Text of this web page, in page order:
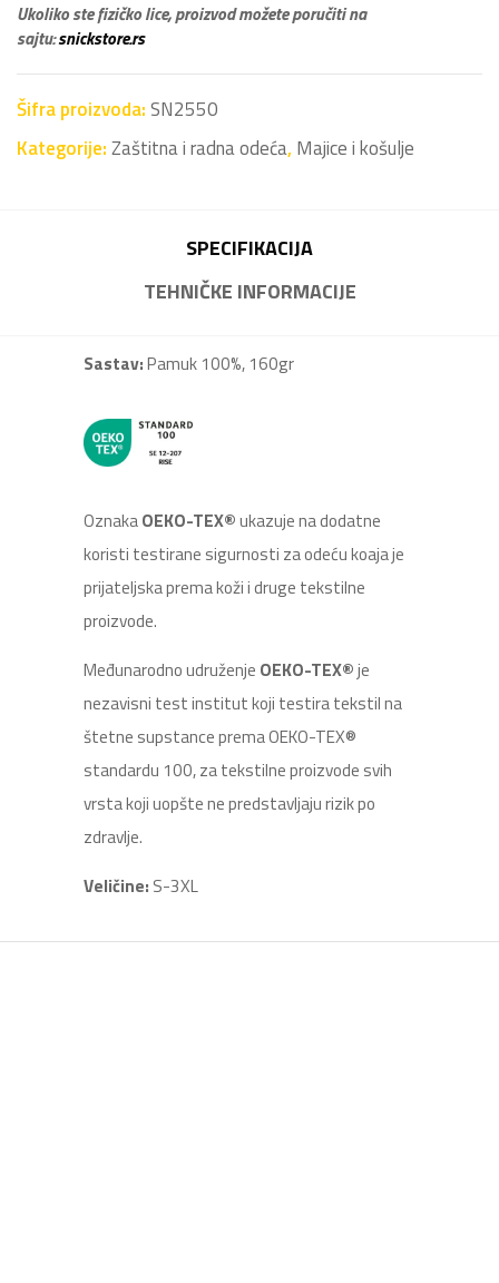
Ukoliko ste fizičko lice, proizvod možete poručiti na
sajtu:snickstore.rs
Šifra proizvoda:SN2550
Kategorije:Zaštitna i radna odeća,Majice i košulje
SPECIFIKACIJA
TEHNIČKE INFORMACIJE
Sastav:Pamuk 100%, 160gr
OznakaOEKO-TEX®ukazuje na dodatne
koristi testirane sigurnosti za odeću koaja je
prijateljska prema koži i druge tekstilne
proizvode.
Međunarodno udruženje OEKO-TEX®je
nezavisni test institut koji testira tekstil na
štetne supstance prema OEKO-TEX®
standardu 100, za tekstilne proizvode svih
vrsta koji uopšte ne predstavljaju rizik po
zdravlje.
Veličine: S-3XL